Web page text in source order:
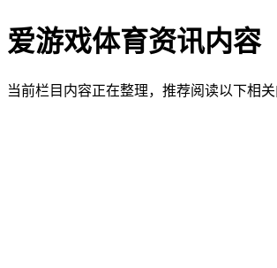
爱游戏体育资讯内容
当前栏目内容正在整理，推荐阅读以下相关